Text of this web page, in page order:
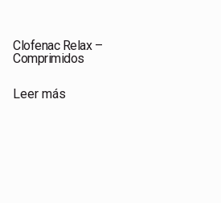
Clofenac Relax –
Comprimidos
Leer más